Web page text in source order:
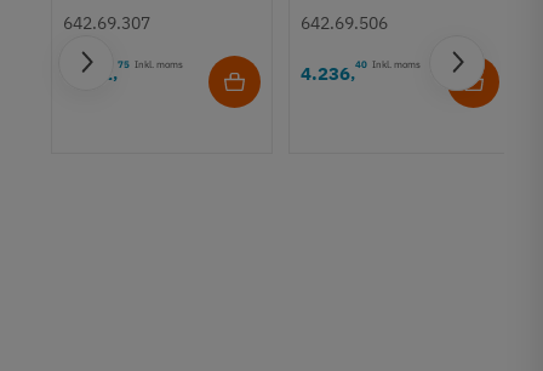
sæt
642.69.307
1.602,75 Inkl. moms
sæt
642.69.506
4.236,40 Inkl. moms